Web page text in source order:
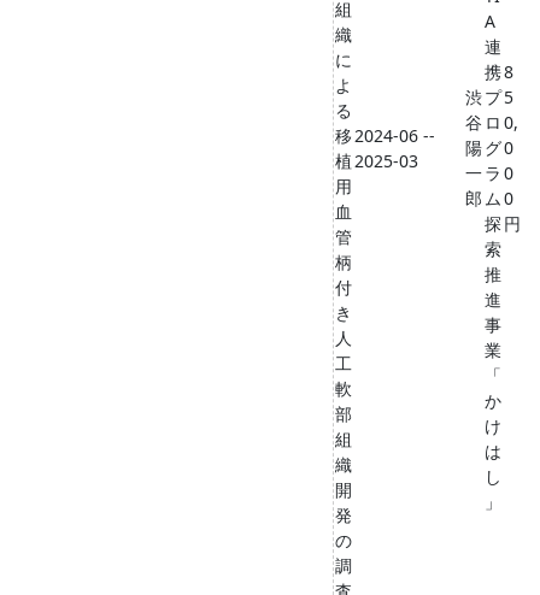
組
織
に
よ
る
移
植
用
血
管
柄
付
き
人
工
軟
部
組
織
開
発
の
調
2024-06 --
2025-03
渋
谷
陽
一
郎
A
連
携
プ
ロ
グ
ラ
ム
探
索
推
進
事
業
「
か
け
は
し
」
8
5
0,
0
0
0
円